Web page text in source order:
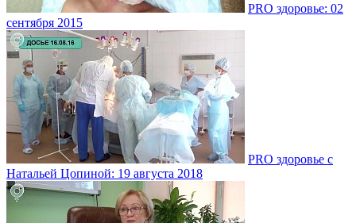
PRO здоровье: 02
сентября 2015
PRO здоровье с
Натальей Цопиной: 19 августа 2018